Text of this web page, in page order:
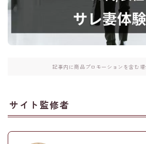
記事内に商品プロモーションを含む
サイト監修者